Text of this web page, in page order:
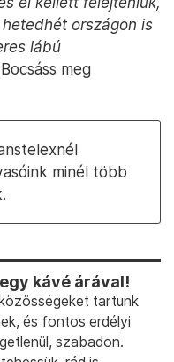
országon is
lábú
meg
minél több
kávé árával!
tartunk
és fontos erdélyi
szabadon.